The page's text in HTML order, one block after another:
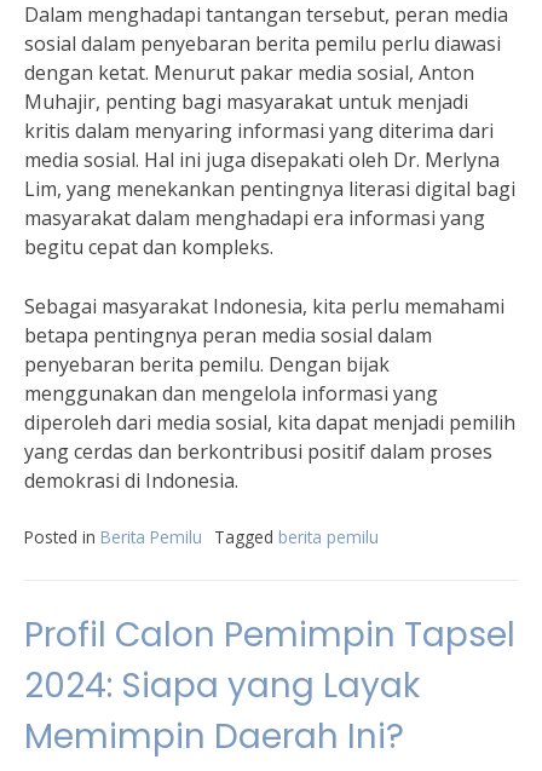
Dalam menghadapi tantangan tersebut, peran media
sosial dalam penyebaran berita pemilu perlu diawasi
dengan ketat. Menurut pakar media sosial, Anton
Muhajir, penting bagi masyarakat untuk menjadi
kritis dalam menyaring informasi yang diterima dari
media sosial. Hal ini juga disepakati oleh Dr. Merlyna
Lim, yang menekankan pentingnya literasi digital bagi
masyarakat dalam menghadapi era informasi yang
begitu cepat dan kompleks.
Sebagai masyarakat Indonesia, kita perlu memahami
betapa pentingnya peran media sosial dalam
penyebaran berita pemilu. Dengan bijak
menggunakan dan mengelola informasi yang
diperoleh dari media sosial, kita dapat menjadi pemilih
yang cerdas dan berkontribusi positif dalam proses
demokrasi di Indonesia.
Posted in Berita Pemilu Tagged berita pemilu
Profil Calon Pemimpin Tapsel
2024: Siapa yang Layak
Memimpin Daerah Ini?